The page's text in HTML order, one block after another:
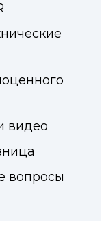
видео
вопросы